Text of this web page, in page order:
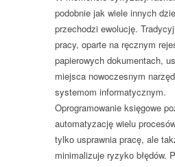
podobnie jak wiele innych
przechodzi ewolucję.
pracy, oparte na ręcznym
papierowych dokumentach,
miejsca nowoczesnym
systemom informatycznym.
Oprogramowanie księgowe
automatyzację wielu
tylko usprawnia pracę, ale
minimalizuje ryzyko błędów.